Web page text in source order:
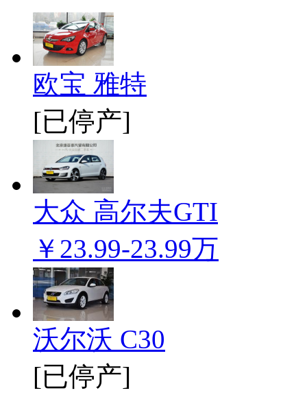
欧宝 雅特
[已停产]
大众 高尔夫GTI
￥23.99-23.99万
沃尔沃 C30
[已停产]